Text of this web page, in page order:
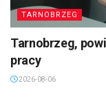
TARNOBRZEG
Tarnobrzeg,
pracy
2026-08-06